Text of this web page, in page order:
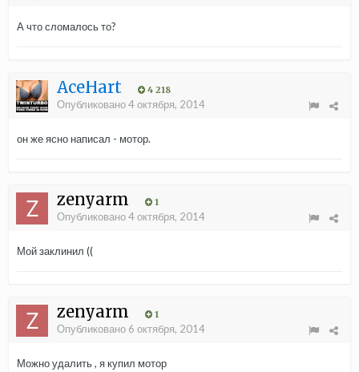
А что сломалось то?
AceHart 4 218
Опубликовано4 октября, 2014
он же ясно написал - мотор.
zenyarm 1
Опубликовано4 октября, 2014
Мой заклинил ((
zenyarm 1
Опубликовано 6 октября, 2014
Можно удалить , я купил мотор